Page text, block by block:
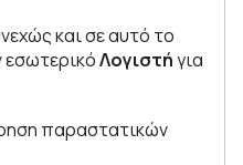
και σε αυτό το
εσωτερικόΛογιστήγια
παραστατικών